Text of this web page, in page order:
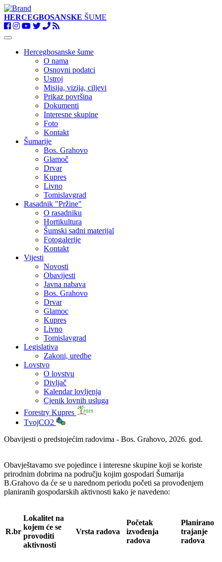
HERCEGBOSANSKE ŠUME
Toggle
navigationHercegbosanske šume
O nama
Osnovni podatci
Ustroj
Misija, vizija, ciljevi
Prikaz površina
Dokumenti
Interesne skupine
Foto
Kontakt
Šumarije
Bos. Grahovo
Glamoč
Drvar
Kupres
Livno
Tomislavgrad
Rasadnik "Pržine"
O rasadniku
Hortikultura
Šumski sadni materijal
Fotogalerije
Kontakt
Vijesti
Novosti
Obavijesti
Javna nabava
Bos. Grahovo
Drvar
Glamoc
Kupres
Livno
Tomislavgrad
Legislativa
Zakoni, uredbe
Lovstvo
O lovstvu
Divljač
Kalendar lovljenja
Cjenik lovnih usluga
Forestry Kupres
TvojCO2
Obavijesti o predstojećim radovima - Bos. Grahovo, 2026. god.
Obavještavamo sve pojedince i interesne skupine koji se koriste
prirodnim dobrima na području kojim gospodari Šumarija
B.Grahovo da će se u narednom periodu početi sa provođenjem
planiranih gospodarskih aktivnosti kako je navedeno:
R.br
Lokalitet na
kojem će se
provoditi
aktivnosti
Vrsta radova
Početak
izvođenja
radova
Planirano
trajanje
radova